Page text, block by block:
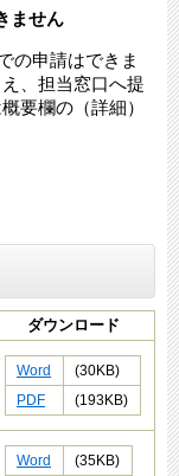
ません
の申請はできま
、担当窓口へ提
要欄の（詳細）
ダウンロード
Word
(30KB)
PDF
(193KB)
Word
(35KB)